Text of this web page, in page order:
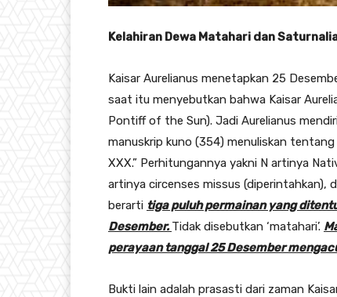
Kelahiran Dewa Matahari dan
Kaisar Aurelianus menetapkan 25
saat itu menyebutkan bahwa Kaisar
Pontiff of the Sun). Jadi Aurelianus
manuskrip kuno (354) menuliskan
XXX.” Perhitungannya yakni N artinya
artinya circenses missus (diperintahkan),
berarti tiga puluh permainan yang
Desember. Tidak disebutkan ‘matahari’.
perayaan tanggal 25 Desember
Bukti lain adalah prasasti dari zaman